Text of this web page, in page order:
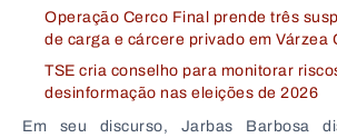
Operação Cerco Final prende três
de carga e cárcere privado em Várzea
TSE cria conselho para monitorar
desinformação nas eleições de 2026
Em seu discurso, Jarbas Barbosa